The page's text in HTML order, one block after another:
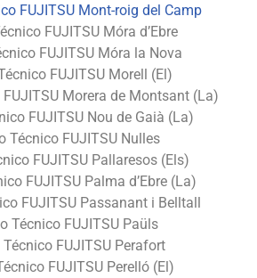
FUJITSU Mont-roig del Camp
FUJITSU Móra d’Ebre
FUJITSU Móra la Nova
FUJITSU Morell (El)
Morera de Montsant (La)
FUJITSU Nou de Gaià (La)
Técnico FUJITSU Nulles
FUJITSU Pallaresos (Els)
FUJITSU Palma d’Ebre (La)
FUJITSU Passanant i Belltall
Técnico FUJITSU Paüls
FUJITSU Perafort
FUJITSU Perelló (El)